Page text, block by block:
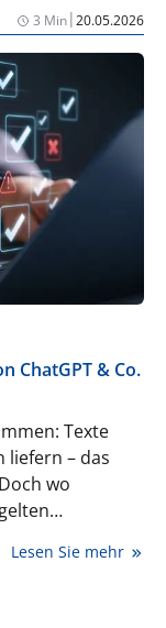
3 Min|20.05.2026
ChatGPT & Co.
Texte
liefern – das
wo
Kurz
Lesen Sie mehr